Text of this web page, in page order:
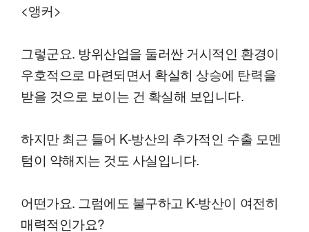
<앵커>
그렇군요. 방위산업을 둘러싼 거시적인 환경이
우호적으로 마련되면서 확실히 상승에 탄력을
받을 것으로 보이는 건 확실해 보입니다.
하지만 최근 들어 K-방산의 추가적인 수출 모멘
텀이 약해지는 것도 사실입니다.
어떤가요. 그럼에도 불구하고 K-방산이 여전히
매력적인가요?